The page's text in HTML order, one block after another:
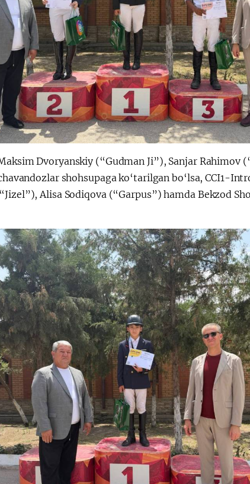
Dvoryanskiy (“Gudman Ji”), Sanjar Rahimov
shohsupaga ko‘tarilgan bo‘lsa, CCI1-
Alisa Sodiqova (“Garpus”) hamda Bekzod